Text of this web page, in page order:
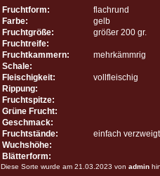
Fruchtform:
flachrund
Farbe:
gelb
Fruchtgröße:
größer 200 gr.
Fruchtreife:
Fruchtkammern:
mehrkämmrig
Schale:
Fleischigkeit:
vollfleischig
Rippung:
Fruchtspitze:
Grüne Frucht:
Geschmack:
Fruchtstände:
einfach verzweigt
Wuchshöhe:
Blätterform:
Diese Sorte wurde am 21.03.2023 von admin